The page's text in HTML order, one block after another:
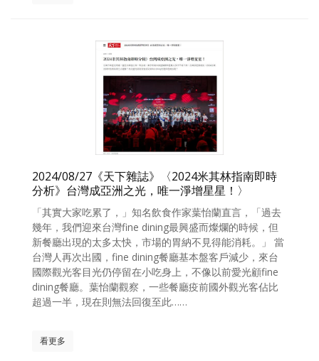
2024/08/27《天下雜誌》〈2024米其林指南即時
分析》台灣成亞洲之光，唯一淨增星星！〉
「其實大家吃累了，」知名飲食作家葉怡蘭直言，「過去
幾年，我們迎來台灣fine dining最興盛而燦爛的時候，但
新餐廳出現的太多太快，市場的胃納不見得能消耗。」 當
台灣人再次出國，fine dining餐廳基本盤客戶減少，來台
國際觀光客目光仍停留在小吃身上，不像以前愛光顧fine
dining餐廳。葉怡蘭觀察，一些餐廳疫前國外觀光客佔比
超過一半，現在則無法回復至此……
看更多